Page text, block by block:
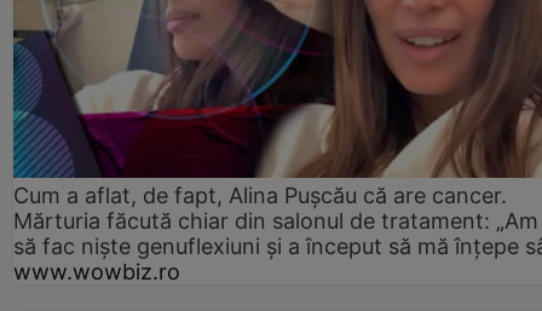
Cum a aflat, de fapt, Alina Pușcău că are cancer.
Mărturia făcută chiar din salonul de tratament:
să fac niște genuflexiuni și a început să mă înțepe
www.wowbiz.ro